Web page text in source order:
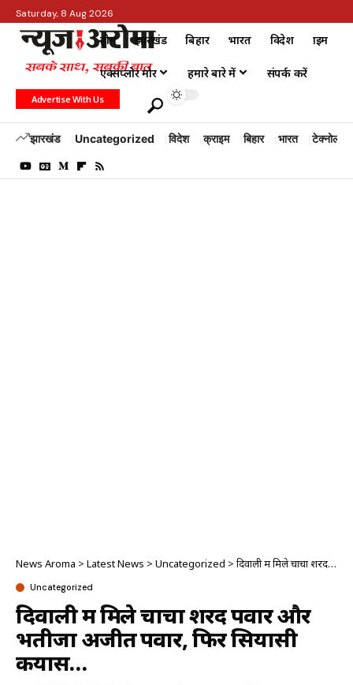
Saturday, 8 Aug 2026
होम झारखंड बिहार भारत विदेश क्राइम
एक्सप्लोर मोर हमारे बारे में संपर्क करें
Advertise With Us
झारखंड Uncategorized विदेश क्राइम बिहार भारत टेक्नोलॉजी
News Aroma > Latest News > Uncategorized > दिवाली में मिले चाचा शरद पवार और भतीजा अजीत पवार, फिर सियासी कयास…
Uncategorized
दिवाली में मिले चाचा शरद पवार और
भतीजा अजीत पवार, फिर सियासी
कयास…